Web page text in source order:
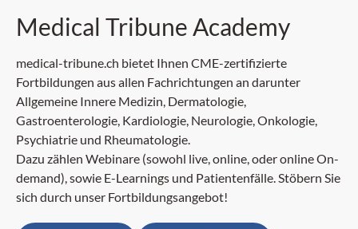
Medical Tribune Academy
medical-tribune.ch bietet Ihnen CME-zertifizierte
Fortbildungen aus allen Fachrichtungen an darunter
Allgemeine Innere Medizin, Dermatologie,
Gastroenterologie, Kardiologie, Neurologie, Onkologie,
Psychiatrie und Rheumatologie.
Dazu zählen Webinare (sowohl live, online, oder online On-
demand), sowie E-Learnings und Patientenfälle. Stöbern Sie
sich durch unser Fortbildungsangebot!